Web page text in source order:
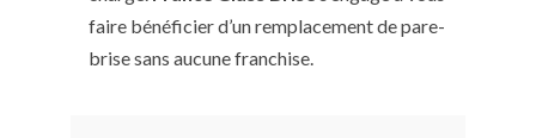
faire bénéficier d’un remplacement de pare-
brise sans aucune franchise.